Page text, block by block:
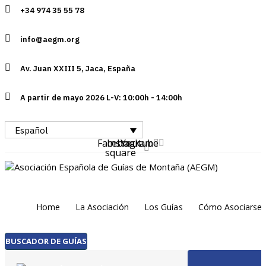
Skip
Skip
navigation
to
+34 974 35 55 78
info@aegm.org
Av. Juan XXIII 5, Jaca, España
A partir de mayo 2026 L-V: 10:00h - 14:00h
Español
Facebook-
square
Instagram
Youtube
Home La Asociación Los Guías Cómo Asociarse
BUSCADOR DE GUÍAS